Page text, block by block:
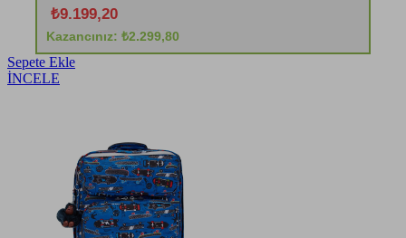
₺9.199,20
Kazancınız: ₺2.299,80
Sepete Ekle
İNCELE